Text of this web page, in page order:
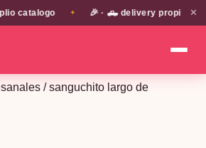
catalogo ✦ 🎉 · 🛻 delivery propio en EN
✕
/ sanguchito largo de